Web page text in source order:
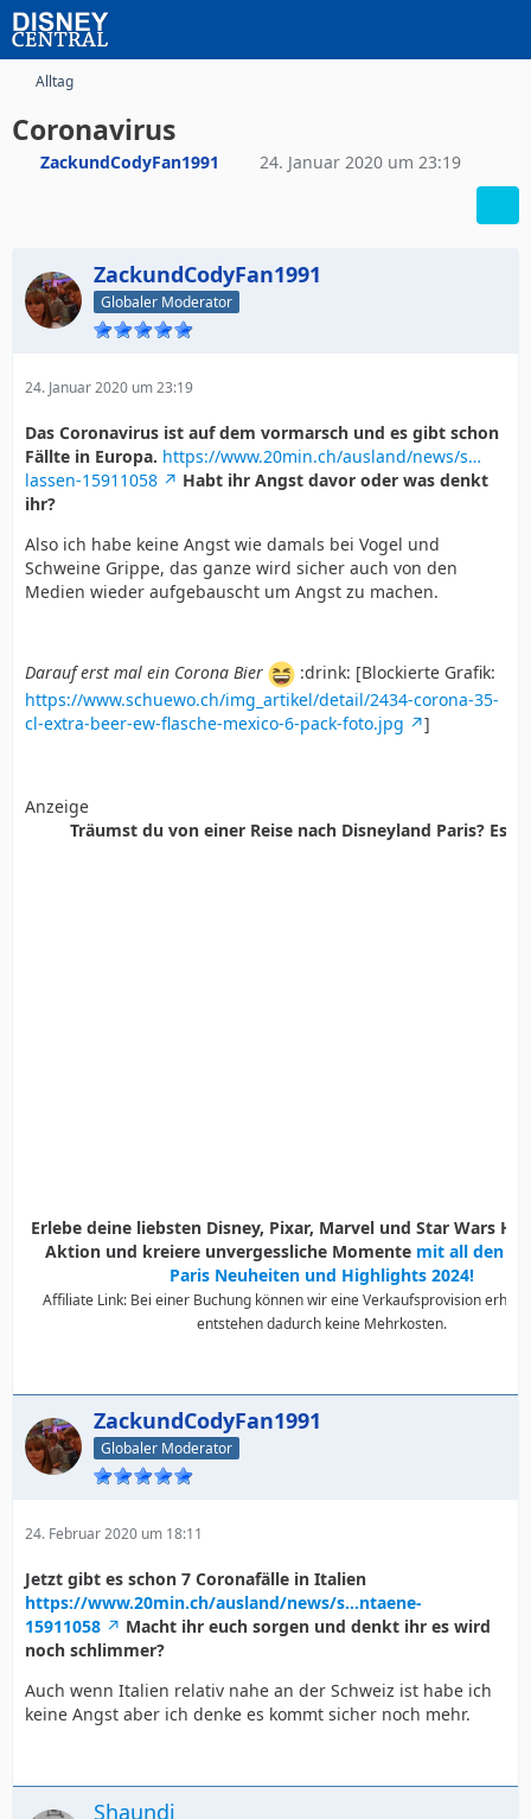
Alltag
Coronavirus
ZackundCodyFan1991 24. Januar 2020 um 23:19
ZackundCodyFan1991
Globaler Moderator
24. Januar 2020 um 23:19
Das Coronavirus ist auf dem vormarsch und es gibt schon
Fällte in Europa. https://www.20min.ch/ausland/news/s…
lassen-15911058
Habt ihr Angst davor oder was denkt
ihr?
Also ich habe keine Angst wie damals bei Vogel und
Schweine Grippe, das ganze wird sicher auch von den
Medien wieder aufgebauscht um Angst zu machen.
Darauf erst mal ein Corona Bier
:drink: [Blockierte Grafik:
https://www.schuewo.ch/img_artikel/detail/2434-corona-35-
cl-extra-beer-ew-flasche-mexico-6-pack-foto.jpg
]
Anzeige
Träumst du von einer Reise nach Disneyland Paris? Es
Erlebe deine liebsten Disney, Pixar, Marvel und Star Wars
Aktion und kreiere unvergessliche Momente mit all den
Paris Neuheiten und Highlights 2024!
Affiliate Link: Bei einer Buchung können wir eine Verkaufsprovision
entstehen dadurch keine Mehrkosten.
ZackundCodyFan1991
Globaler Moderator
24. Februar 2020 um 18:11
Jetzt gibt es schon 7 Coronafälle in Italien
https://www.20min.ch/ausland/news/s…ntaene-
15911058
Macht ihr euch sorgen und denkt ihr es wird
noch schlimmer?
Auch wenn Italien relativ nahe an der Schweiz ist habe ich
keine Angst aber ich denke es kommt sicher noch mehr.
Shaundi